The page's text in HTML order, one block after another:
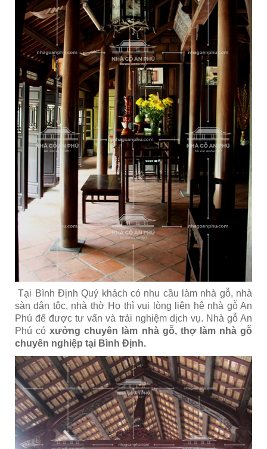
Tại Bình Định Quý khách có nhu cầu làm nhà gỗ, nhà
sàn dân tộc, nhà thờ Họ thì vui lòng liên hệ nhà gỗ An
Phú để được tư vấn và trải nghiệm dịch vụ. Nhà gỗ An
Phú cóxưởng chuyên làm nhà gỗ, thợ làm nhà gỗ
chuyên nghiệp tại Bình Định.